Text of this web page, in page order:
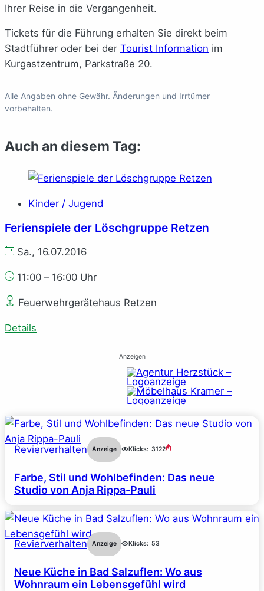
Ihrer Reise in die Vergangenheit.
Tickets für die Führung erhalten Sie direkt beim
Stadtführer oder bei der Tourist Information im
Kurgastzentrum, Parkstraße 20.
Alle Angaben ohne Gewähr. Änderungen und Irrtümer
vorbehalten.
Auch an diesem Tag:
Kinder / Jugend
Ferienspiele der Löschgruppe Retzen
Sa., 16.07.2016
11:00 – 16:00 Uhr
Feuerwehrgerätehaus Retzen
Details
Anzeigen
Revierverhalten Anzeige Klicks: 3122
Farbe, Stil und Wohlbefinden: Das neue
Studio von Anja Rippa-Pauli
Revierverhalten Anzeige Klicks: 53
Neue Küche in Bad Salzuflen: Wo aus
Wohnraum ein Lebensgefühl wird